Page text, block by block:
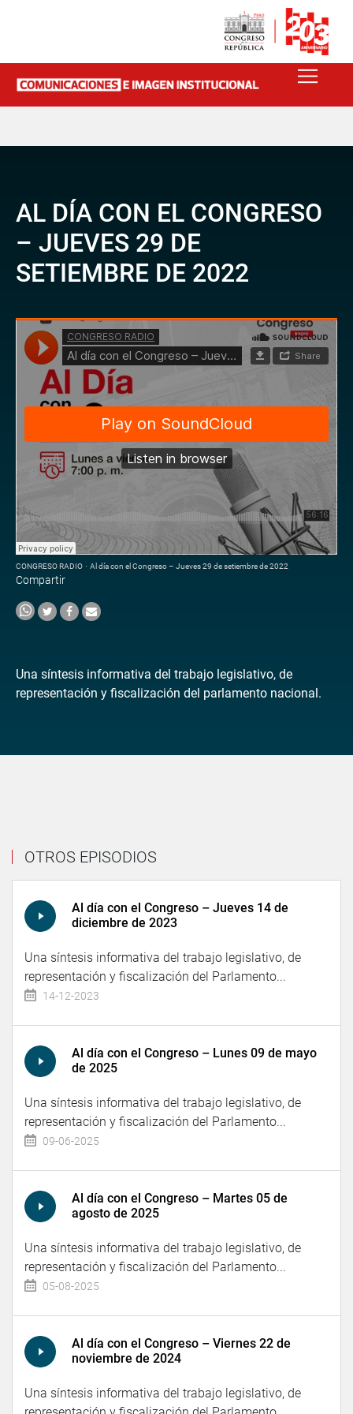
AL DÍA CON EL CONGRESO
– JUEVES 29 DE
SETIEMBRE DE 2022
CONGRESO RADIO · Al día con el Congreso – Jueves 29 de setiembre de 2022
Compartir
Una síntesis informativa del trabajo legislativo, de
representación y fiscalización del parlamento nacional.
OTROS EPISODIOS
Al día con el Congreso – Jueves 14 de
diciembre de 2023
Una síntesis informativa del trabajo legislativo, de
representación y fiscalización del Parlamento...
14-12-2023
Al día con el Congreso – Lunes 09 de mayo
de 2025
Una síntesis informativa del trabajo legislativo, de
representación y fiscalización del Parlamento...
09-06-2025
Al día con el Congreso – Martes 05 de
agosto de 2025
Una síntesis informativa del trabajo legislativo, de
representación y fiscalización del Parlamento...
05-08-2025
Al día con el Congreso – Viernes 22 de
noviembre de 2024
Una síntesis informativa del trabajo legislativo, de